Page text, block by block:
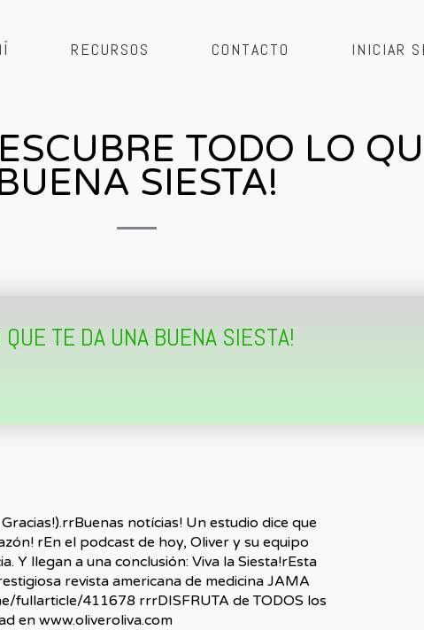
RECURSOS CONTACTO INICIAR
TODO LO
SIESTA!
TE DA UNA BUENA SIESTA!
notícias! Un estudio dice que
rEn el podcast de hoy, Oliver y su equipo
Y llegan a una conclusión: Viva la Siesta!rEsta
revista americana de medicina JAMA
fullarticle/411678 rrrDISFRUTA de TODOS los
en www.oliveroliva.com